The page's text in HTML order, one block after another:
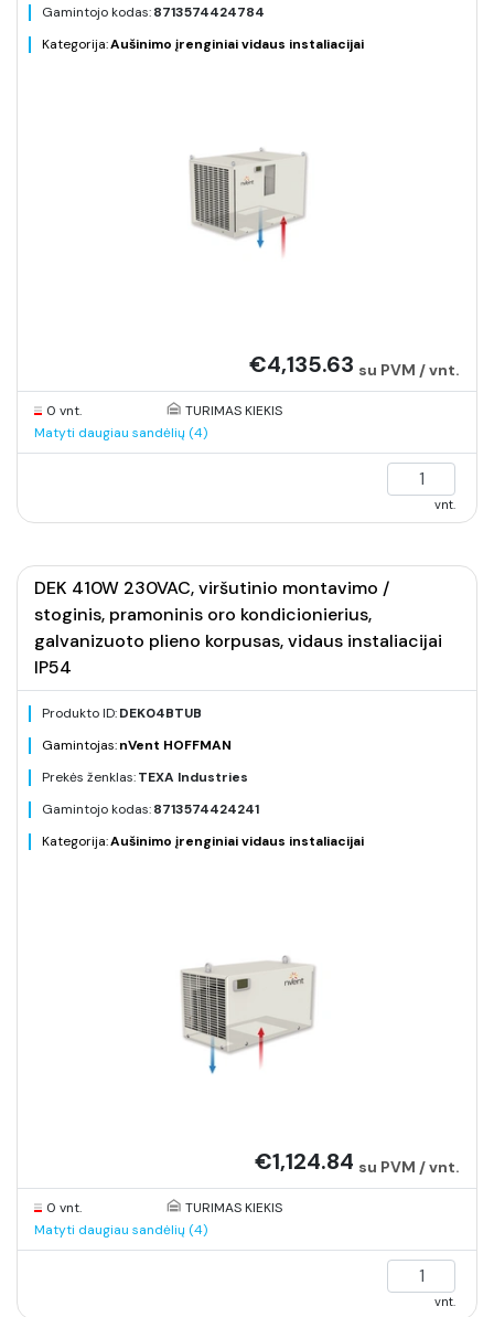
Gamintojo kodas:8713574424784
Kategorija:Aušinimo įrenginiai vidaus instaliacijai
€4,135.63 su PVM / vnt.
0 vnt.
TURIMAS KIEKIS
Matyti daugiau sandėlių (4)
vnt.
DEK 410W 230VAC, viršutinio montavimo /
stoginis, pramoninis oro kondicionierius,
galvanizuoto plieno korpusas, vidaus instaliacijai
IP54
Produkto ID:DEK04BTUB
Gamintojas:nVent HOFFMAN
Prekės ženklas:TEXA Industries
Gamintojo kodas:8713574424241
Kategorija:Aušinimo įrenginiai vidaus instaliacijai
€1,124.84 su PVM / vnt.
0 vnt.
TURIMAS KIEKIS
Matyti daugiau sandėlių (4)
vnt.